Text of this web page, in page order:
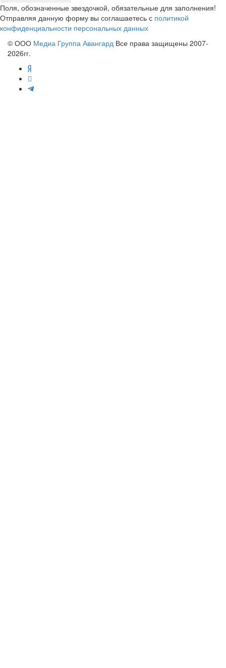
Поля, обозначенные звездочкой, обязательные для заполнения!
Отправляя данную форму вы соглашаетесь с политикой
конфиденциальности персональных данных
© ООО Медиа Группа Авангард Все права защищены 2007-
2026гг.